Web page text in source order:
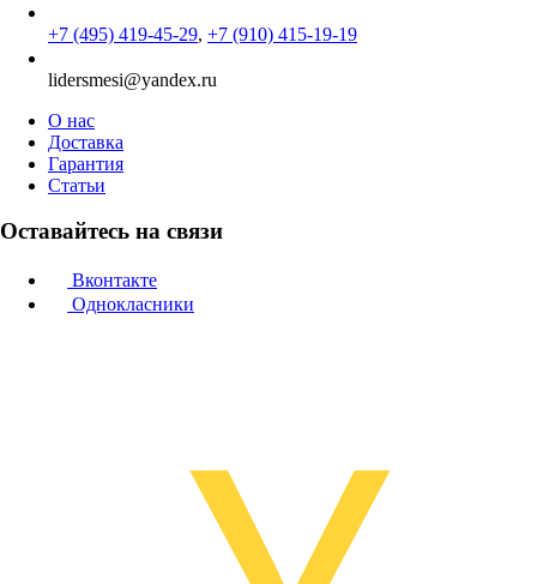
+7 (495) 419-45-29, +7 (910) 415-19-19
lidersmesi@yandex.ru
О нас
Доставка
Гарантия
Статьи
Оставайтесь на связи
Вконтакте
Однокласники